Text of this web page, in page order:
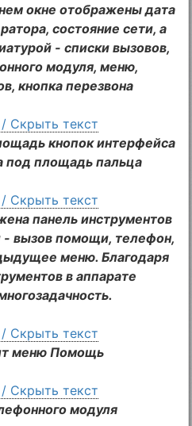
окне отображены дата
состояние сети, а
- списки вызовов,
модуля, меню,
кнопка перезвона
Скрыть текст
кнопок интерфейса
под площадь пальца
Скрыть текст
панель инструментов
вызов помощи, телефон,
меню. Благодаря
в аппарате
Скрыть текст
меню Помощь
Скрыть текст
модуля